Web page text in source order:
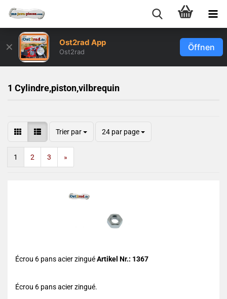
✕ Ost2rad App
Ost2rad Öffnen
1 Cylindre,piston,vilbrequin
Trier par 24 par page
1 2 3 »
Écrou 6 pans acier zinguéArtikel Nr.: 1367
Écrou 6 pans acier zingué.